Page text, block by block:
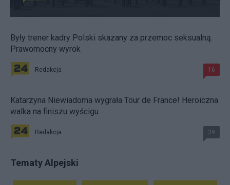
Były trener kadry Polski skazany za przemoc seksualną.
Prawomocny wyrok
Redakcja 16
Katarzyna Niewiadoma wygrała Tour de France! Heroiczna
walka na finiszu wyścigu
Redakcja 39
Tematy Alpejski